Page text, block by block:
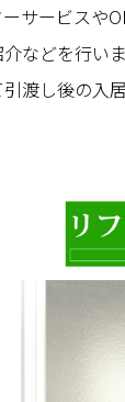
サービスや
などを行い
渡し後の入